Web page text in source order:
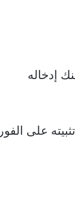
إدخاله
على الفور